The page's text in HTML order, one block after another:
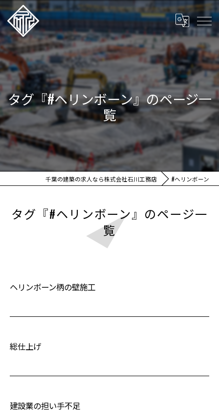
タグ『#ヘリンボーン』のページ一
覧
千葉の建築の求人なら株式会社石川工務店 #ヘリンボーン
タグ『#ヘリンボーン』のページ一
覧
ヘリンボーン柄の壁施工
総仕上げ
建設業の担い手不足